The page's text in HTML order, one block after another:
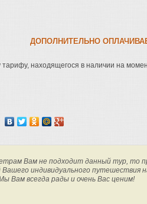
ДОПОЛНИТЕЛЬНО
находящегося в наличии на
Вам не подходит данный тур, то
индивидуального путешествия
Вам всегда рады и очень Вас ценим!